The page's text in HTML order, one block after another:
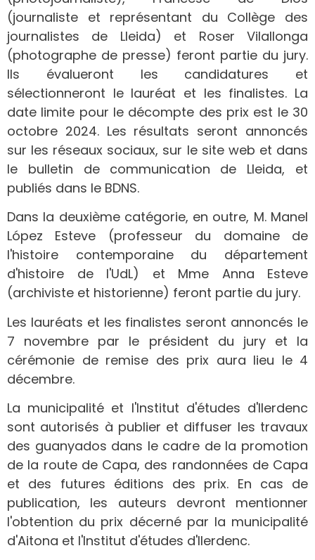
(journaliste et représentant du Collège des
journalistes de Lleida) et Roser Vilallonga
(photographe de presse) feront partie du jury.
Ils évalueront les candidatures et
sélectionneront le lauréat et les finalistes. La
date limite pour le décompte des prix est le 30
octobre 2024. Les résultats seront annoncés
sur les réseaux sociaux, sur le site web et dans
le bulletin de communication de Lleida, et
publiés dans le BDNS.
Dans la deuxième catégorie, en outre, M. Manel
López Esteve (professeur du domaine de
l'histoire contemporaine du département
d'histoire de l'UdL) et Mme Anna Esteve
(archiviste et historienne) feront partie du jury.
Les lauréats et les finalistes seront annoncés le
7 novembre par le président du jury et la
cérémonie de remise des prix aura lieu le 4
décembre.
La municipalité et l'Institut d'études d'Ilerdenc
sont autorisés à publier et diffuser les travaux
des guanyados dans le cadre de la promotion
de la route de Capa, des randonnées de Capa
et des futures éditions des prix. En cas de
publication, les auteurs devront mentionner
l'obtention du prix décerné par la municipalité
d'Aitona et l'Institut d'études d'Ilerdenc.